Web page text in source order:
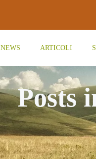
NEWS ARTICOLI
Posts